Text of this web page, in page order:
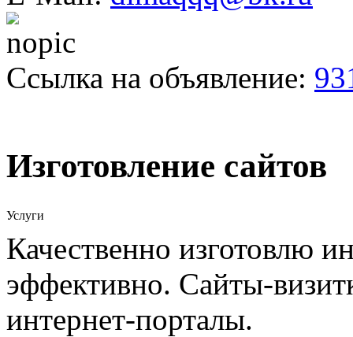
Ссылка на объявление:
Изготовление сайтов
Услуги
Качественно изготовлю
эффективно. Сайты-
интернет-порталы.